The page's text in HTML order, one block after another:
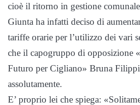
cioè il ritorno in gestione
Giunta ha infatti deciso di
tariffe orarie per l’utilizzo dei vari
che il capogruppo di opposizione
Futuro per Cigliano» Bruna
assolutamente.
E’ proprio lei che spiega: